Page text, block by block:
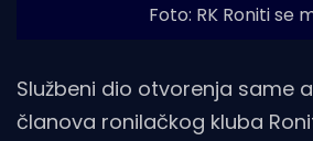
Foto: RK Roniti se
Službeni dio otvorenja same
članova ronilačkog kluba